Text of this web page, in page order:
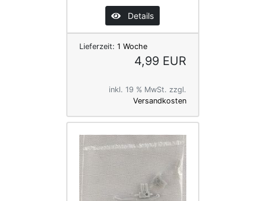
Details
Lieferzeit: 1 Woche
4,99 EUR
inkl. 19 % MwSt. zzgl.
Versandkosten